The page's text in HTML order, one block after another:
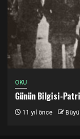
OKU
Günün Bilgisi-
11 yıl önce